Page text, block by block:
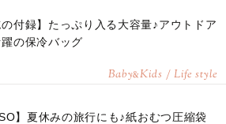
の付録】たっぷり入る大容量♪アウトドア
の保冷バッグ
Baby&Kids / Life style
】夏休みの旅行にも♪紙おむつ圧縮袋